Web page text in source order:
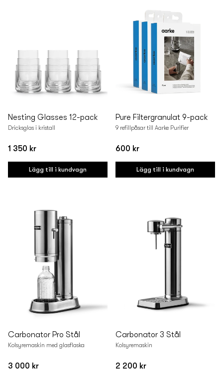
Nesting Glasses 12-pack
Dricksglas i kristall
Vanligt
pris
1 350 kr
Lägg till i kundvagn
Pure Filtergranulat 9-pack
9 refillpåsar till Aarke Purifier
Vanligt
pris
600 kr
Lägg till i kundvagn
Carbonator Pro Stål
Kolsyremaskin med glasflaska
Vanligt
3 000 kr
Carbonator 3 Stål
Kolsyremaskin
Vanligt
2 200 kr